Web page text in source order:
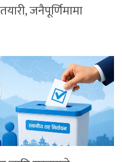
जनैपूर्णिमामा